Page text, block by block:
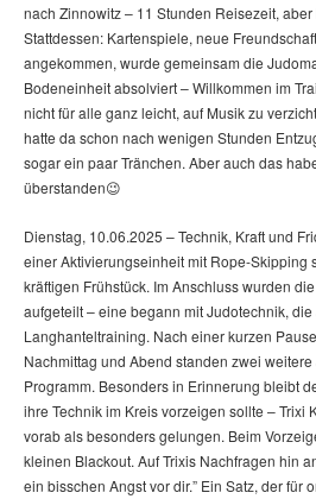
nach Zinnowitz – 11 Stunden Reisezeit,
Stattdessen: Kartenspiele, neue
angekommen, wurde gemeinsam die
Bodeneinheit absolviert – Willkommen im
nicht für alle ganz leicht, auf Musik zu
hatte da schon nach wenigen Stunden
sogar ein paar Tränchen. Aber auch das
überstanden😉
Dienstag, 10.06.2025 – Technik, Kraft und
einer Aktivierungseinheit mit Rope-Skipping
kräftigen Frühstück. Im Anschluss wurden
aufgeteilt – eine begann mit Judotechnik,
Langhanteltraining. Nach einer kurzen
Nachmittag und Abend standen zwei
Programm. Besonders in Erinnerung bleibt
ihre Technik im Kreis vorzeigen sollte – Trixi
vorab als besonders gelungen. Beim
kleinen Blackout. Auf Trixis Nachfragen hin
ein bisschen Angst vor dir.” Ein Satz, der für